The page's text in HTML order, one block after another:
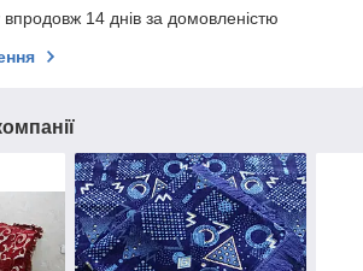
14 днів за домовленістю